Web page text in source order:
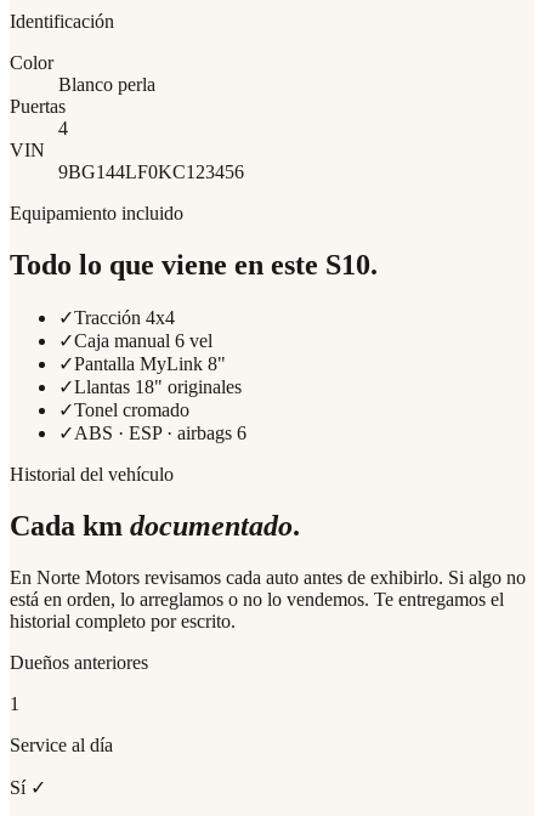
Identificación
Color
Blanco perla
Puertas
4
VIN
9BG144LF0KC123456
Equipamiento incluido
Todo lo que viene en este S10.
✓Tracción 4x4
✓Caja manual 6 vel
✓Pantalla MyLink 8"
✓Llantas 18" originales
✓Tonel cromado
✓ABS · ESP · airbags 6
Historial del vehículo
Cada km documentado.
En Norte Motors revisamos cada auto antes de exhibirlo. Si algo no
está en orden, lo arreglamos o no lo vendemos. Te entregamos el
historial completo por escrito.
Dueños anteriores
1
Service al día
Sí ✓